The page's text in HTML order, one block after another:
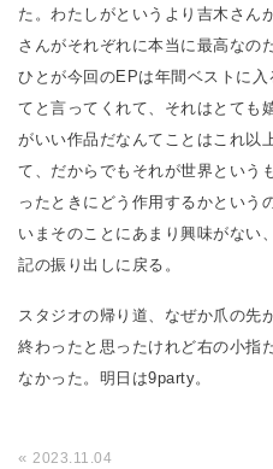
た。わたしがというより吉木さん
さんがそれぞれに本当に最高なの
ひとが今回のEPは年間ベストに
てと言ってくれて、それはとても
がいい作品だなんてことはこれ以
て、だからでもそれが世界という
ったときにどう作用するかという
いまそのことにあまり興味がない
記の振り出しに戻る。
スタジオの帰り道、なぜか爪の先
終わったと思ったけれど右の小指
なかった。明日は9party。
«2023.11.04